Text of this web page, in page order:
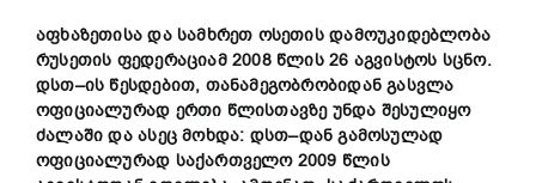
აფხაზეთისა და სამხრეთ ოსეთის დამოუკიდებლობა
რუსეთის ფედერაციამ2008 წლის26 აგვისტოს სცნო.
დსთ–ის წესდებით, თანამეგობრობიდან გასვლა
ოფიციალურად ერთი წლისთავზე უნდა შესულიყო
ძალაში და ასეც მოხდა: დსთ–დან გამოსულად
ოფიციალურად საქართველო2009 წლის